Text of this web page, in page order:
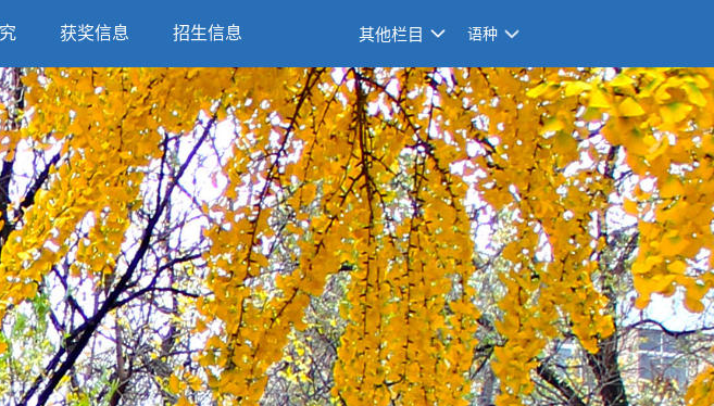
获奖信息 招生信息 其他栏目 语种